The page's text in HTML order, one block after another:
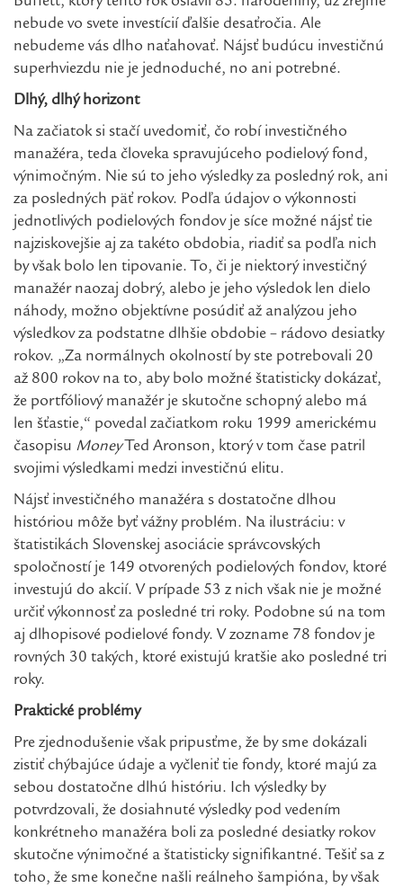
nebude vo svete investícií ďalšie desaťročia. Ale
nebudeme vás dlho naťahovať. Nájsť budúcu investičnú
superhviezdu nie je jednoduché, no ani potrebné.
Dlhý, dlhý horizont
Na začiatok si stačí uvedomiť, čo robí investičného
manažéra, teda človeka spravujúceho podielový fond,
výnimočným. Nie sú to jeho výsledky za posledný rok, ani
za posledných päť rokov. Podľa údajov o výkonnosti
jednotlivých podielových fondov je síce možné nájsť tie
najziskovejšie aj za takéto obdobia, riadiť sa podľa nich
by však bolo len tipovanie. To, či je niektorý investičný
manažér naozaj dobrý, alebo je jeho výsledok len dielo
náhody, možno objektívne posúdiť až analýzou jeho
výsledkov za podstatne dlhšie obdobie – rádovo desiatky
rokov. „Za normálnych okolností by ste potrebovali 20
až 800 rokov na to, aby bolo možné štatisticky dokázať,
že portfóliový manažér je skutočne schopný alebo má
len šťastie,“ povedal začiatkom roku 1999 americkému
časopisu Money Ted Aronson, ktorý v tom čase patril
svojimi výsledkami medzi investičnú elitu.
Nájsť investičného manažéra s dostatočne dlhou
históriou môže byť vážny problém. Na ilustráciu: v
štatistikách Slovenskej asociácie správcovských
spoločností je 149 otvorených podielových fondov, ktoré
investujú do akcií. V prípade 53 z nich však nie je možné
určiť výkonnosť za posledné tri roky. Podobne sú na tom
aj dlhopisové podielové fondy. V zozname 78 fondov je
rovných 30 takých, ktoré existujú kratšie ako posledné tri
roky.
Praktické problémy
Pre zjednodušenie však pripusťme, že by sme dokázali
zistiť chýbajúce údaje a vyčleniť tie fondy, ktoré majú za
sebou dostatočne dlhú históriu. Ich výsledky by
potvrdzovali, že dosiahnuté výsledky pod vedením
konkrétneho manažéra boli za posledné desiatky rokov
skutočne výnimočné a štatisticky signifikantné. Tešiť sa z
toho, že sme konečne našli reálneho šampióna, by však